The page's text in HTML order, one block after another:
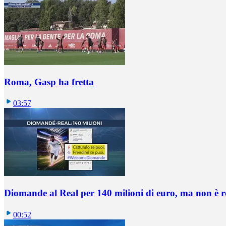
Roma, Gasp ha fretta
03:57
Diomande al Real per 140 milioni di euro, ma non è
00:52